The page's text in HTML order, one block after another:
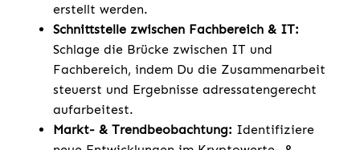
erstellt werden.
Schnittstelle zwischen Fachbereich & IT:
Schlage die Brücke zwischen IT und
Fachbereich, indem Du die Zusammenarbeit
steuerst und Ergebnisse adressatengerecht
aufarbeitest.
Markt- & Trendbeobachtung: Identifiziere